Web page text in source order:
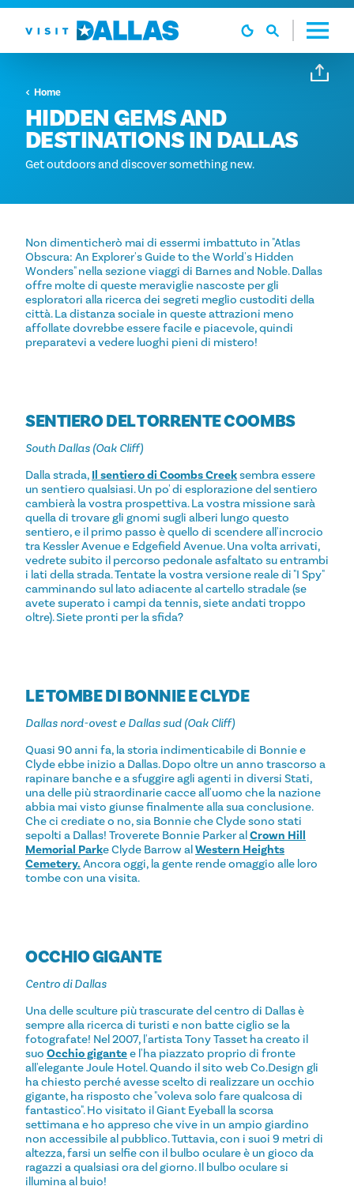
Vai al contenuto
Home
HIDDEN GEMS AND
DESTINATIONS IN DALLAS
Get outdoors and discover something new.
Non dimenticherò mai di essermi imbattuto in "Atlas
Obscura: An Explorer's Guide to the World's Hidden
Wonders" nella sezione viaggi di Barnes and Noble. Dallas
offre molte di queste meraviglie nascoste per gli
esploratori alla ricerca dei segreti meglio custoditi della
città. La distanza sociale in queste attrazioni meno
affollate dovrebbe essere facile e piacevole, quindi
preparatevi a vedere luoghi pieni di mistero!
SENTIERO DEL TORRENTE COOMBS
South Dallas (Oak Cliff)
Dalla strada, Il sentiero di Coombs Creeksembra essere
un sentiero qualsiasi. Un po' di esplorazione del sentiero
cambierà la vostra prospettiva. La vostra missione sarà
quella di trovare gli gnomi sugli alberi lungo questo
sentiero, e il primo passo è quello di scendere all'incrocio
tra Kessler Avenue e Edgefield Avenue. Una volta arrivati,
vedrete subito il percorso pedonale asfaltato su entrambi
i lati della strada. Tentate la vostra versione reale di "I Spy"
camminando sul lato adiacente al cartello stradale (se
avete superato i campi da tennis, siete andati troppo
oltre). Siete pronti per la sfida?
LE TOMBE DI BONNIE E CLYDE
Dallas nord-ovest e Dallas sud (Oak Cliff)
Quasi 90 anni fa, la storia indimenticabile di Bonnie e
Clyde ebbe inizio a Dallas. Dopo oltre un anno trascorso a
rapinare banche e a sfuggire agli agenti in diversi Stati,
una delle più straordinarie cacce all'uomo che la nazione
abbia mai visto giunse finalmente alla sua conclusione.
Che ci crediate o no, sia Bonnie che Clyde sono stati
sepolti a Dallas! Troverete Bonnie Parker alCrown Hill
Memorial Parke Clyde Barrow alWestern Heights
Cemetery. Ancora oggi, la gente rende omaggio alle loro
tombe con una visita.
OCCHIO GIGANTE
Centro di Dallas
Una delle sculture più trascurate del centro di Dallas è
sempre alla ricerca di turisti e non batte ciglio se la
fotografate! Nel 2007, l'artista Tony Tasset ha creato il
suo Occhio gigantee l'ha piazzato proprio di fronte
all'elegante Joule Hotel. Quando il sito web Co.Design gli
ha chiesto perché avesse scelto di realizzare un occhio
gigante, ha risposto che "voleva solo fare qualcosa di
fantastico". Ho visitato il Giant Eyeball la scorsa
settimana e ho appreso che vive in un ampio giardino
non accessibile al pubblico. Tuttavia, con i suoi 9 metri di
altezza, farsi un selfie con il bulbo oculare è un gioco da
ragazzi a qualsiasi ora del giorno. Il bulbo oculare si
illumina al buio!